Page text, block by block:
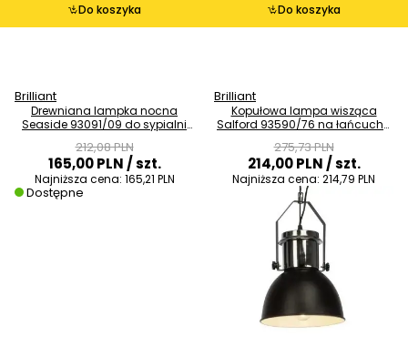
Do koszyka
Brilliant
Drewniana lampka nocna
Seaside 93091/09 do sypialni
212,08 PLN
165,00 PLN/ szt.
Najniższa cena: 165,21 PLN
Dostępne
Do koszyka
Brilliant
Kopułowa lampa wisząca
Salford 93590/76 na łańcuchu
275,73 PLN
214,00 PLN/ szt.
Najniższa cena: 214,79 PLN